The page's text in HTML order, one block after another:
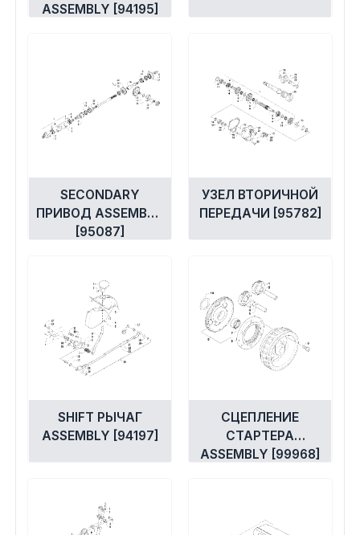
ASSEMBLY [94195]
SECONDARY
ПРИВОД ASSEMBLY
[95087]
УЗЕЛ ВТОРИЧНОЙ
ПЕРЕДАЧИ [95782]
SHIFT РЫЧАГ
ASSEMBLY [94197]
СЦЕПЛЕНИЕ
СТАРТЕРА
ASSEMBLY [99968]